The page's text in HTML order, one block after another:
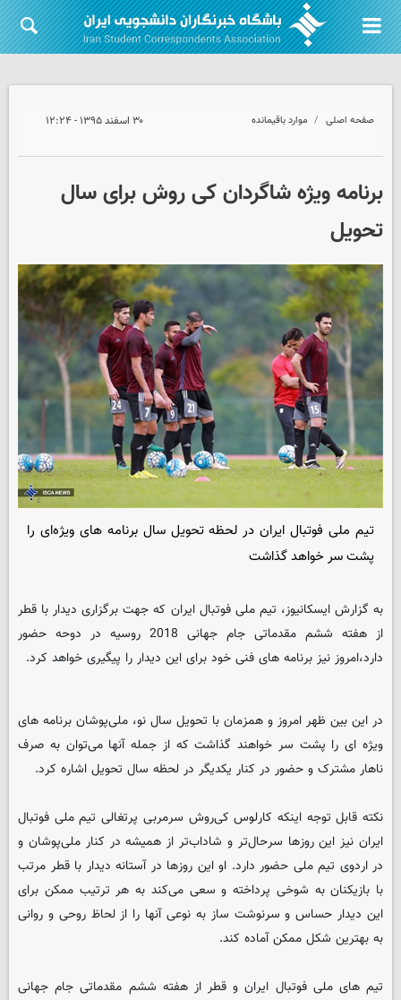
صفحه اصلی موارد باقیمانده ۳۰ اسفند ۱۳۹۵ - ۱۲:۲۴
برنامه ویژه شاگردان کی روش برای سال
تحویل
تیم ملی فوتبال ایران در لحظه تحویل سال برنامه های ویژه‌ای را
پشت سر خواهد گذاشت
به گزارش ایسکانیوز، تیم ملی فوتبال ایران که جهت برگزاری دیدار با قطر
از هفته ششم مقدماتی جام جهانی 2018 روسیه در دوحه حضور
دارد،امروز نیز برنامه های فنی خود برای این دیدار را پیگیری خواهد کرد.
در این بین ظهر امروز و همزمان با تحویل سال نو، ملی‌پوشان برنامه های
ویژه ای را پشت سر خواهند گذاشت که از جمله آنها می‌توان به صرف
ناهار مشترک و حضور در کنار یکدیگر در لحظه سال تحویل اشاره کرد.
نکته قابل توجه اینکه کارلوس کی‌روش سرمربی پرتغالی تیم ملی فوتبال
ایران نیز این روزها سرحال‌تر و شاداب‌‌تر از همیشه در کنار ملی‌پوشان و
در اردوی تیم ملی حضور دارد. او این روزها در آستانه دیدار با قطر مرتب
با بازیکنان به شوخی پرداخته و سعی می‌کند به هر ترتیب ممکن برای
این دیدار حساس و سرنوشت ساز به نوعی آنها را از لحاظ روحی و روانی
به بهترین شکل ممکن آماده کند.
تیم های ملی فوتبال ایران و قطر از هفته ششم مقدماتی جام جهانی